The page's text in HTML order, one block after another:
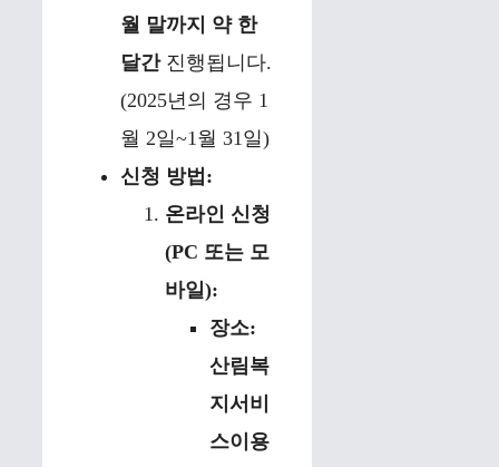
월 말까지 약 한
달간진행됩니다.
(2025년의 경우 1
월 2일~1월 31일)
신청 방법:
온라인 신청
(PC 또는 모
바일):
장소:
산림복
지서비
스이용